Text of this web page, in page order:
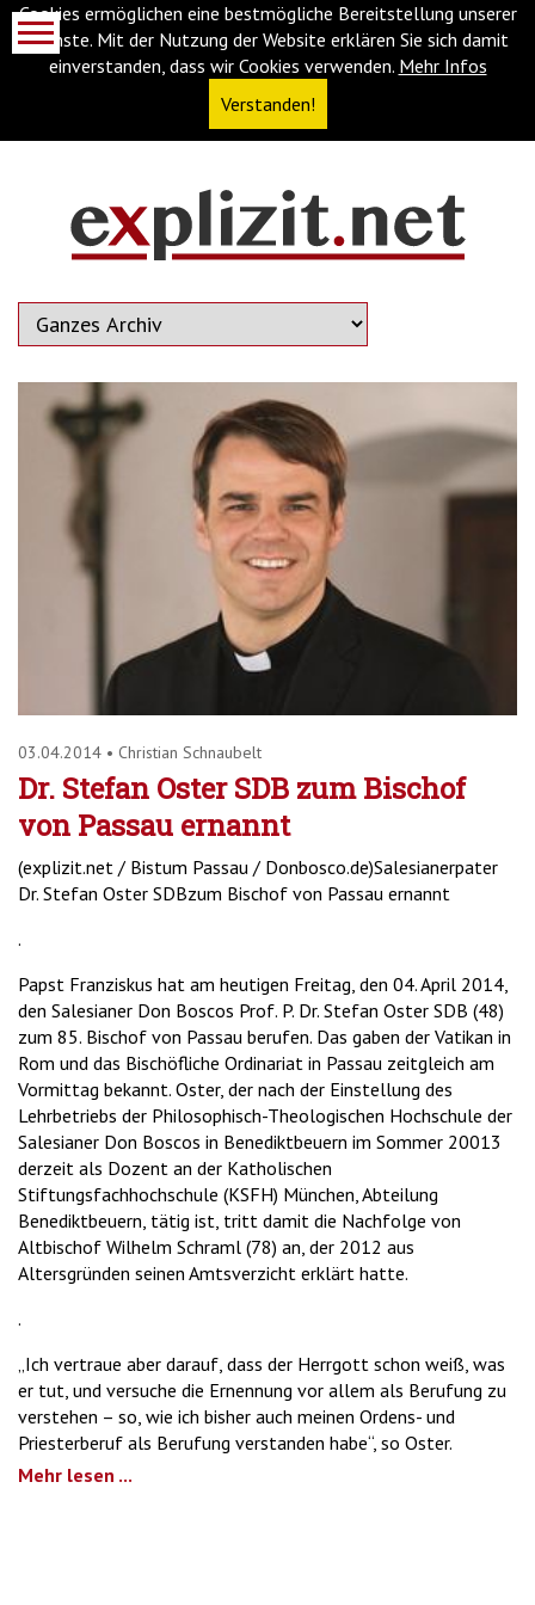
Cookies ermöglichen eine bestmögliche Bereitstellung unserer
Dienste. Mit der Nutzung der Website erklären Sie sich damit
einverstanden, dass wir Cookies verwenden. Mehr Infos
Verstanden!
(Accesskey
'1')Zur
springen
(Accesskey
03.04.2014 • Christian Schnaubelt
Dr. Stefan Oster SDB zum Bischof
von Passau ernannt
(explizit.net / Bistum Passau / Donbosco.de)Salesianerpater
Dr. Stefan Oster SDBzum Bischof von Passau ernannt
.
Papst Franziskus hat am heutigen Freitag, den 04. April 2014,
den Salesianer Don Boscos Prof. P. Dr. Stefan Oster SDB (48)
zum 85. Bischof von Passau berufen. Das gaben der Vatikan in
Rom und das Bischöfliche Ordinariat in Passau zeitgleich am
Vormittag bekannt. Oster, der nach der Einstellung des
Lehrbetriebs der Philosophisch-Theologischen Hochschule der
Salesianer Don Boscos in Benediktbeuern im Sommer 20013
derzeit als Dozent an der Katholischen
Stiftungsfachhochschule (KSFH) München, Abteilung
Benediktbeuern, tätig ist, tritt damit die Nachfolge von
Altbischof Wilhelm Schraml (78) an, der 2012 aus
Altersgründen seinen Amtsverzicht erklärt hatte.
.
„Ich vertraue aber darauf, dass der Herrgott schon weiß, was
er tut, und versuche die Ernennung vor allem als Berufung zu
verstehen – so, wie ich bisher auch meinen Ordens- und
Priesterberuf als Berufung verstanden habe“, so Oster.
Mehr lesen ...